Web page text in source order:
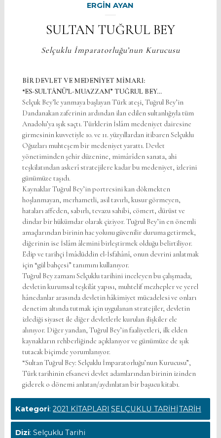
ERGİN AYAN
SULTAN TUĞRUL BEY
Selçuklu İmparatorluğu’nun Kurucusu
BİR DEVLET VE MEDENİYET MİMARI:
“ES-SULTÂNÜ’L-MUAZZAM” TUĞRUL BEY…
Selçuk Bey’le yanmaya başlayan Türk ateşi, Tuğrul Bey’in
Dandanakan zaferinin ardından ilan edilen sultanlığıyla tüm
Anadolu’ya ışık saçtı. Türklerin İslâm medeniyet dairesine
girmesinin kuvvetiyle 10. ve 11. yüzyıllardan itibaren Selçuklu
Oğuzları muhteşem bir medeniyet yarattı. Devlet
yönetiminden şehir düzenine, mimârîden sanata, ahi
teşkilatından askerî stratejilere kadar bu medeniyet, izlerini
günümüze taşıdı.
Kaynaklar Tuğrul Bey’in portresini kan dökmekten
hoşlanmayan, merhametli, asil tavırlı, kusur görmeyen,
hataları affeden, sabırlı, tevazu sahibi, cömert, dürüst ve
dindar bir hükümdar olarak çiziyor. Tuğrul Bey’in en önemli
amaçlarından birinin hac yolunu güvenilir duruma getirmek,
diğerinin ise İslâm âlemini birleştirmek olduğu belirtiliyor.
Edip ve tarihçi İmâdüddin el-İsfahânî, onun devrini anlatmak
için “gül bahçesi” tanımını kullanıyor.
Tuğrul Bey zamanı Selçuklu tarihini inceleyen bu çalışmada;
devletin kurumsal teşkilât yapısı, muhtelif mezhepler ve yerel
hânedanlar arasında devletin hâkimiyet mücadelesi ve onları
denetim altında tutmak için uygulanan stratejiler, devletin
izlediği siyaset ile diğer devletlerle kurulan ilişkiler ele
alınıyor. Diğer yandan, Tuğrul Bey’in faaliyetleri, ilk elden
kaynakların rehberliğinde açıklanıyor ve günümüze de ışık
tutacak biçimde yorumlanıyor.
“Sultan Tuğrul Bey: Selçuklu İmparatorluğu’nun Kurucusu”,
Türk tarihinin efsanevi devlet adamlarından birinin izinden
giderek o dönemi anlatan/aydınlatan bir başucu kitabı.
Kategori:2021 KİTAPLARI SELÇUKLU TARİHİTARİH
Dizi: Selçuklu Tarihi